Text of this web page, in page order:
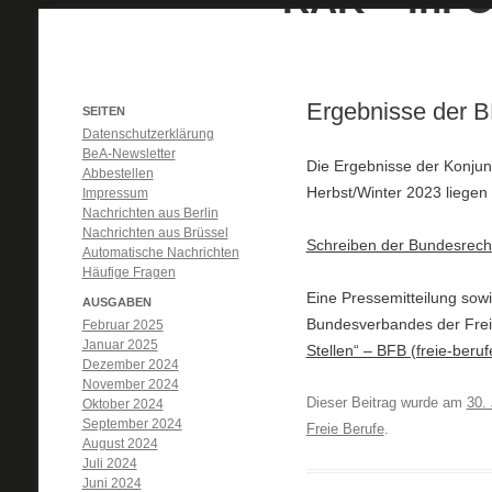
Ergebnisse der
Die Ergebnisse der
Herbst/Winter 2023
Schreiben der
Eine Pressemitteilung
Bundesverbandes der
Stellen“ – BFB (freie-
Dieser Beitrag wurde am 30.
Freie Berufe.
SEITEN
Datenschutzerklärung
BeA-Newsletter
Abbestellen
Impressum
Nachrichten aus Berlin
Nachrichten aus Brüssel
Automatische Nachrichten
Häufige Fragen
AUSGABEN
Februar 2025
Januar 2025
Dezember 2024
November 2024
Oktober 2024
September 2024
August 2024
Juli 2024
Juni 2024